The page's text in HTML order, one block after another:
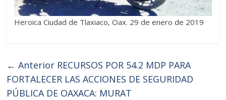
Heroica Ciudad de Tlaxiaco, Oax. 29 de enero de 2019
← Anterior RECURSOS POR 54.2 MDP PARA
FORTALECER LAS ACCIONES DE SEGURIDAD
PÚBLICA DE OAXACA: MURAT